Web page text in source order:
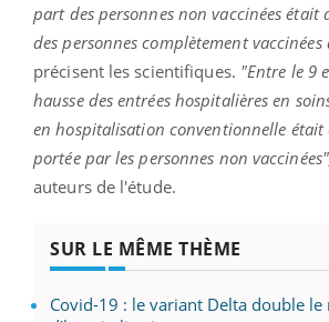
part des personnes non vaccinées était
des personnes complètement vaccinées
précisent les scientifiques. "Entre le 9
hausse des entrées hospitalières en
en hospitalisation conventionnelle était
portée par les personnes non
auteurs de l'étude.
SUR LE MÊME THÈME
Covid-19 : le variant Delta double le